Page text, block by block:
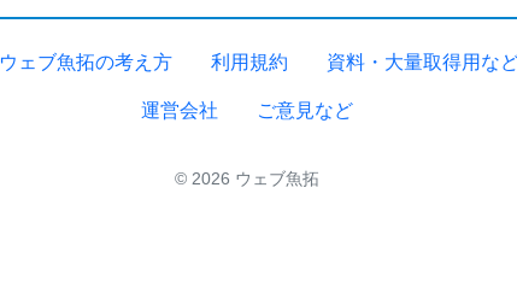
ウェブ魚拓の考え方 利用規約 資料・大量取得用な
運営会社 ご意見など
© 2026 ウェブ魚拓